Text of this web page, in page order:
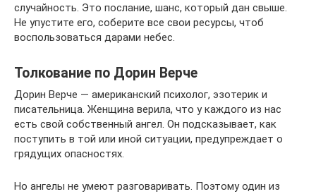
случайность. Это послание, шанс, который дан свыше.
Не упустите его, соберите все свои ресурсы, чтоб
воспользоваться дарами небес.
Толкование по Дорин Верче
Дорин Верче — американский психолог, эзотерик и
писательница. Женщина верила, что у каждого из нас
есть свой собственный ангел. Он подсказывает, как
поступить в той или иной ситуации, предупреждает о
грядущих опасностях.
Но ангелы не умеют разговаривать. Поэтому один из